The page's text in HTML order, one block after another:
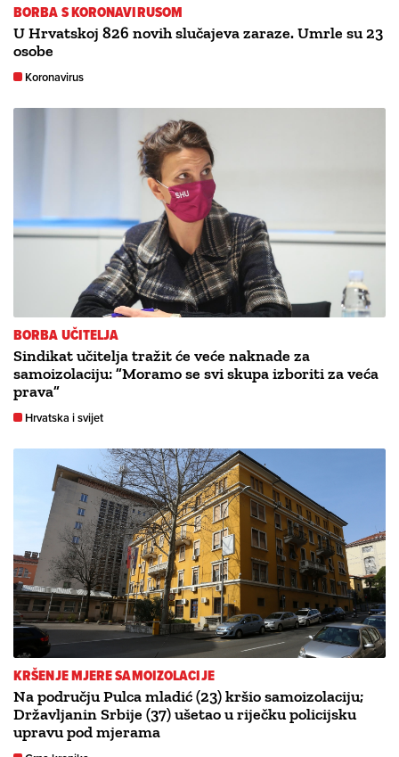
BORBA S KORONAVIRUSOM
U Hrvatskoj 826 novih slučajeva zaraze. Umrle su 23
osobe
Koronavirus
BORBA UČITELJA
Sindikat učitelja tražit će veće naknade za
samoizolaciju: ”Moramo se svi skupa izboriti za veća
prava”
Hrvatska i svijet
KRŠENJE MJERE SAMOIZOLACIJE
Na području Pulca mladić (23) kršio samoizolaciju;
Državljanin Srbije (37) ušetao u riječku policijsku
upravu pod mjerama